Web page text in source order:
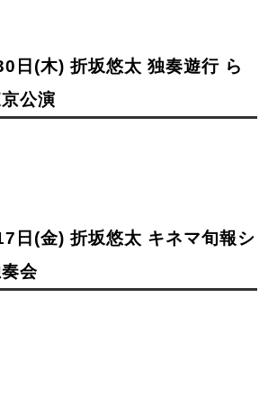
日(木) 折坂悠太 独奏遊行 ら
公演
日(金) 折坂悠太 キネマ旬報シ
会